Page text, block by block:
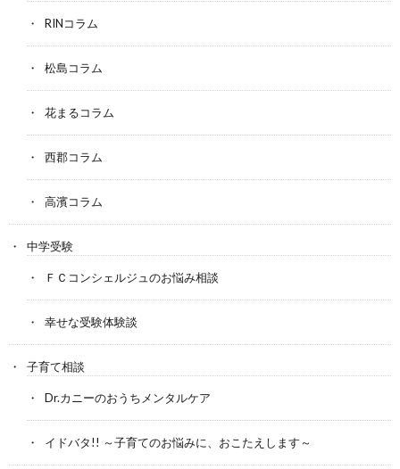
RINコラム
松島コラム
花まるコラム
西郡コラム
高濱コラム
中学受験
ＦＣコンシェルジュのお悩み相談
幸せな受験体験談
子育て相談
Dr.カニーのおうちメンタルケア
イドバタ!! ～子育てのお悩みに、おこたえします～